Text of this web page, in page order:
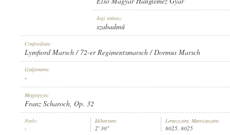
ELSŐ MAGYAR HANGLEMEZ GYÁR
LEMEZSZÁM:
Jogi státusz:
szabadmű
Címfordítás:
Lymfiord Marsch / 72-er Regimentsmarsch / Dormus Marsch
Gyűjtemény:
-
Megjegyzés:
Franz Scharoch, Op. 32
Nyelv:
-
Időtartam:
2' 30"
Lemezszám, Matricaszám:
8025, 8025